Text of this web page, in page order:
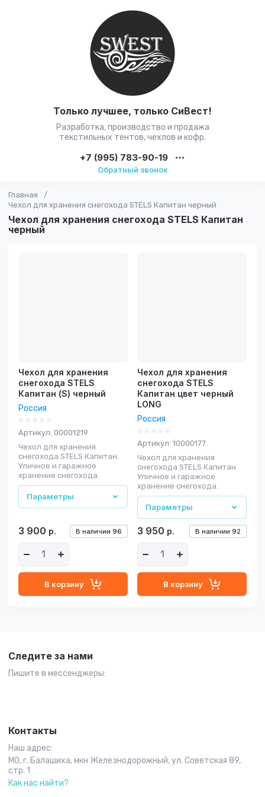
Только лучшее, только CиВест!
Разработка, производство и продажа
текстильных тентов, чехлов и кофр.
+7 (995) 783-90-19
Обратный звонок
Главная
/
Чехол для хранения снегохода STELS Капитан черный
Чехол для хранения снегохода STELS Капитан
черный
Чехол для хранения
снегохода STELS
Капитан (S) черный
Россия
Артикул: 00001219
Чехол для хранения
снегохода STELS Капитан.
Уличное и гаражное
хранение снегохода.
Параметры
В наличии 96
3 900 р.
В корзину
Чехол для хранения
снегохода STELS
Капитан цвет черный
LONG
Россия
Артикул: 10000177
Чехол для хранения
снегохода STELS Капитан.
Уличное и гаражное
хранение снегохода.
Параметры
В наличии 92
3 950 р.
В корзину
Следите за нами
Пишите в мессенджеры:
Контакты
Наш адрес:
МО, г. Балашиха, мкн Железнодорожный, ул. Советская 89,
стр. 1
Как нас найти?